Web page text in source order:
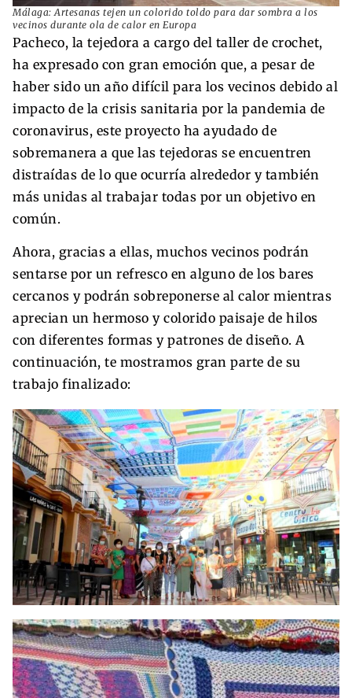
Málaga: Artesanas tejen un colorido toldo para dar sombra a los
vecinos durante ola de calor en Europa
Pacheco, la tejedora a cargo del taller de crochet,
ha expresado con gran emoción que, a pesar de
haber sido un año difícil para los vecinos debido al
impacto de la crisis sanitaria por la pandemia de
coronavirus, este proyecto ha ayudado de
sobremanera a que las tejedoras se encuentren
distraídas de lo que ocurría alrededor y también
más unidas al trabajar todas por un objetivo en
común.
Ahora, gracias a ellas, muchos vecinos podrán
sentarse por un refresco en alguno de los bares
cercanos y podrán sobreponerse al calor mientras
aprecian un hermoso y colorido paisaje de hilos
con diferentes formas y patrones de diseño. A
continuación, te mostramos gran parte de su
trabajo finalizado: